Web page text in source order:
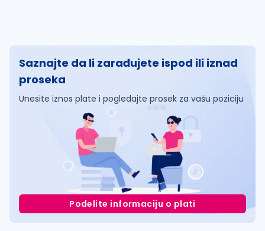
Saznajte da li zarađujete ispod ili iznad
proseka
Unesite iznos plate i pogledajte prosek za vašu poziciju
Podelite informaciju o plati